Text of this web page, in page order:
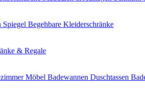
Spiegel Begehbare Kleiderschränke
& Regale
Möbel Badewannen Duschtassen